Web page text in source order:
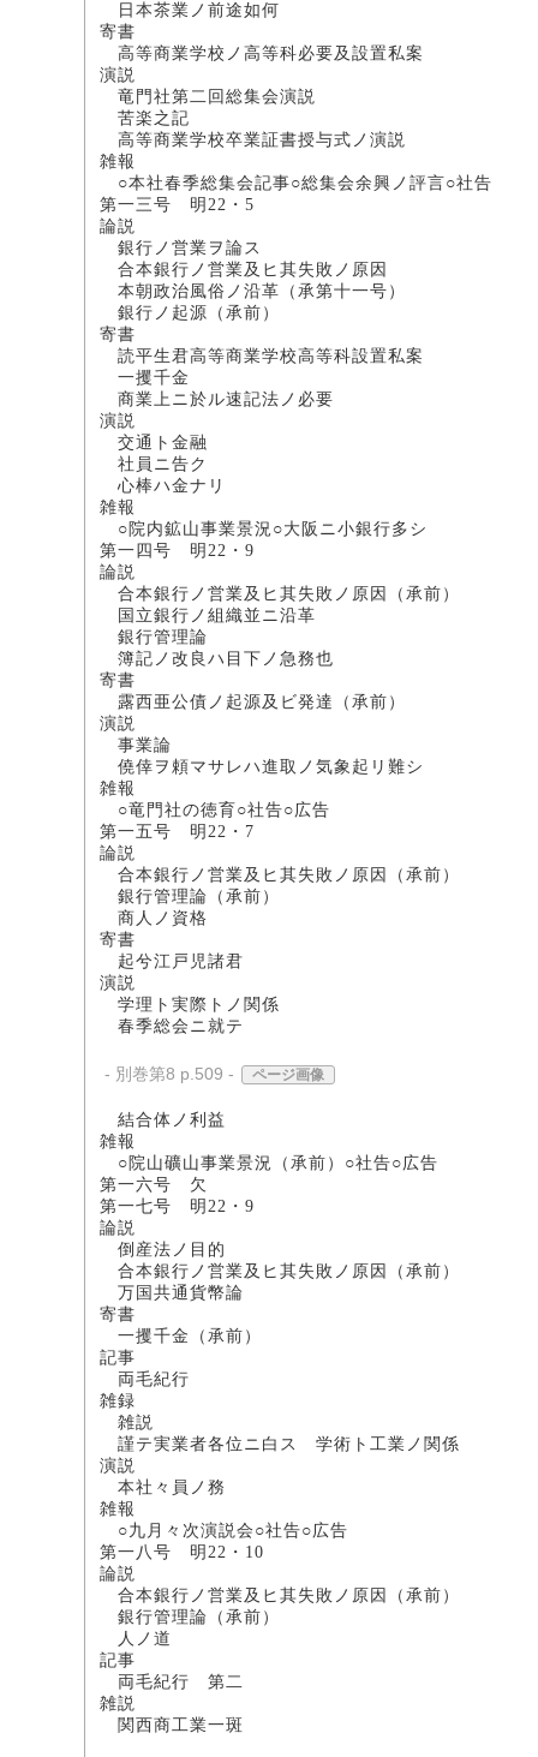
日本茶業ノ前途
寄書
高等商業学校ノ高等科必要
演説
竜門社第二回総集会
苦楽之記
高等商業学校卒業証書授
雑報
○本社春季総集会記事○総集会余興ノ評言○社告
第一三号 明22・5
論説
銀行ノ営業ヲ
合本銀行ノ営業及ヒ其失敗ノ
本朝政治風俗ノ沿革（承
銀行ノ起源（承
寄書
読平生君高等商業学校高等
一攫千金
商業上ニ於ル速記法
演説
交通ト金融 文
社員ニ告ク
心棒ハ金ナリ
雑報
○院内鉱山事業景況○大阪ニ小銀行多シ
第一四号 明22・9
論説
合本銀行ノ営業及ヒ其失敗ノ原因
国立銀行ノ組織並
銀行管理論
簿記ノ改良ハ目下
寄書
露西亜公債ノ起源及ビ発達（
演説
事業論
僥倖ヲ頼マサレハ進取ノ気
雑報
○竜門社の徳育○社告○広告
第一五号 明22・7
論説
合本銀行ノ営業及ヒ其失敗ノ原因
銀行管理論（承
商人ノ資格
寄書
起兮江戸児諸
演説
学理ト実際トノ関係
春季総会ニ就
- 別巻第8 p.509 - ページ画像
結合体ノ利益
雑報
○院山礦山事業景況（承前）○社告○広告
第一六号 欠
第一七号 明22・9
論説
倒産法ノ目的 法
合本銀行ノ営業及ヒ其失敗ノ原因
万国共通貨幣
寄書
一攫千金（承前
記事
両毛紀行
雑録
雑説
謹テ実業者各位ニ白ス 学術
演説
本社々員ノ務
雑報
○九月々次演説会○社告○広告
第一八号 明22・10
論説
合本銀行ノ営業及ヒ其失敗ノ原因
銀行管理論（承
人ノ道 村
記事
両毛紀行 第二
雑説
関西商工業一